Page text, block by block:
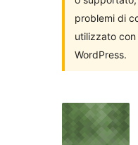
problemi di
utilizzato
WordPress.